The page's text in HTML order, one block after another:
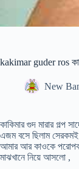
kakimar guder ros
New
কাকিমার গুদ মারার গল্প
এজম বসে ছিলাম
আমার আর কাওকে
মাঝখানে নিয়ে আসলো ,